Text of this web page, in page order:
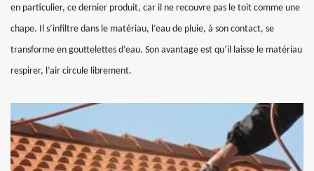
en particulier, ce dernier produit, car il ne recouvre pas le toit comme une
chape. Il s’infiltre dans le matériau, l’eau de pluie, à son contact, se
transforme en gouttelettes d’eau. Son avantage est qu’il laisse le matériau
respirer, l’air circule librement.